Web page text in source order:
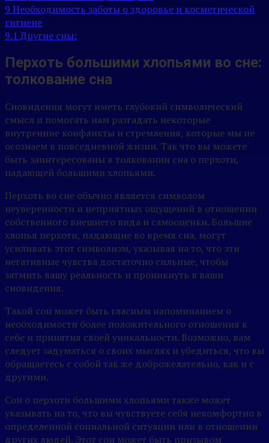
9 Необходимость заботы о здоровье и косметической
гигиене
9.1 Другие сны:
Перхоть большими хлопьями во сне:
толкование сна
Сновидения могут иметь глубокий символический
смысл и помогать нам разгадать некоторые
внутренние конфликты и стремления, которые мы не
осознаем в повседневной жизни. Так что вы можете
быть заинтересованы в толковании сна о перхоти,
падающей большими хлопьями.
Перхоть во сне обычно является символом
неуверенности и неприятных ощущений в отношении
собственного внешнего вида и самооценки. Большие
хлопья перхоти, падающие во время сна, могут
усиливать этот символизм, указывая на то, что эти
негативные чувства достаточно сильные, чтобы
затмить вашу реальность и проникнуть в ваши
сновидения.
Такой сон может быть гласным напоминанием о
необходимости более положительного отношения к
себе и принятия своей уникальности. Возможно, вам
следует задуматься о своих мыслях и убедиться, что вы
обращаетесь с собой так же доброжелательно, как и с
другими.
Сон о перхоти большими хлопьями также может
указывать на то, что вы чувствуете себя некомфортно в
определенной социальной ситуации или в отношении
других людей. Этот сон может быть призывом